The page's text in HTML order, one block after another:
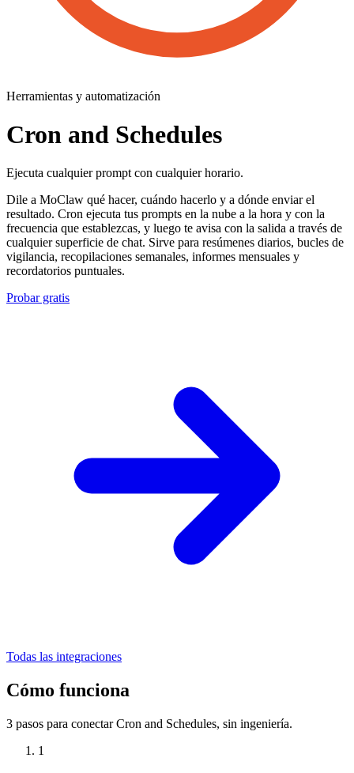
Herramientas y automatización
Cron and Schedules
Ejecuta cualquier prompt con cualquier horario.
Dile a MoClaw qué hacer, cuándo hacerlo y a dónde enviar el
resultado. Cron ejecuta tus prompts en la nube a la hora y con la
frecuencia que establezcas, y luego te avisa con la salida a través de
cualquier superficie de chat. Sirve para resúmenes diarios, bucles de
vigilancia, recopilaciones semanales, informes mensuales y
recordatorios puntuales.
Probar gratis
Todas las integraciones
Cómo funciona
3 pasos para conectar Cron and Schedules, sin ingeniería.
1